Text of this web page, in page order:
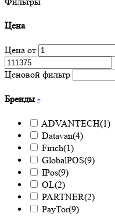
Цена
Цена от
Ценовой фильтр
Бренды -
ADVANTECH(1)
Datavan(4)
Firich(1)
GlobalPOS(9)
IPos(9)
OL(2)
PARTNER(2)
PayTor(9)